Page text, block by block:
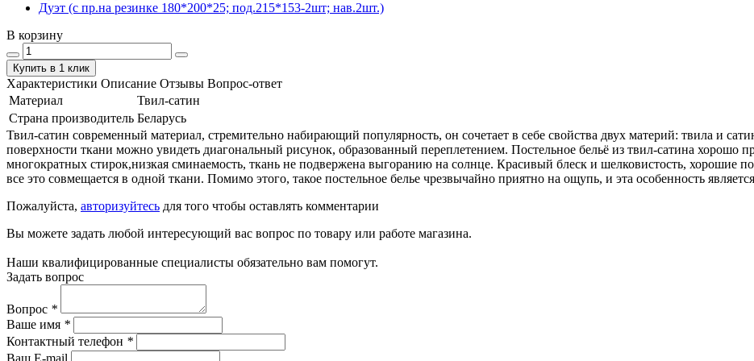
Дуэт (с пр.на резинке 180*200*25; под.215*153-2шт; нав.2шт.)
В корзину
Купить в 1 клик
Характеристики Описание Отзывы Вопрос-ответ
Материал
Твил-сатин
Страна производитель Беларусь
Твил-сатин современный материал, стремительно набирающий популярность, он сочетает в себе свойства двух материй: твила и
поверхности ткани можно увидеть диагональный рисунок, образованный переплетением. Постельное бельё из твил-сатина хорошо
многократных стирок,низкая сминаемость, ткань не подвержена выгоранию на солнце. Красивый блеск и шелковистость, хорошие
все это совмещается в одной ткани. Помимо этого, такое постельное белье чрезвычайно приятно на ощупь, и эта особенность
Пожалуйста, авторизуйтесь для того чтобы оставлять комментарии
Вы можете задать любой интересующий вас вопрос по товару или работе магазина.
Наши квалифицированные специалисты обязательно вам помогут.
Задать вопрос
Вопрос *
Ваше имя *
Контактный телефон *
Ваш E-mail